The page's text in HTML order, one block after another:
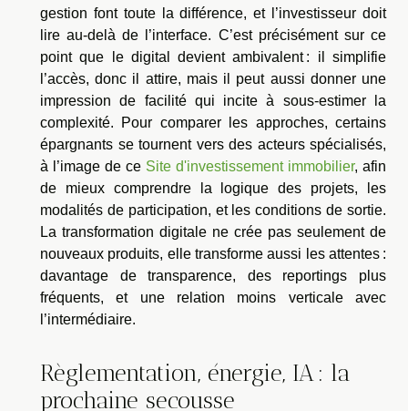
gestion font toute la différence, et l’investisseur doit
lire au-delà de l’interface. C’est précisément sur ce
point que le digital devient ambivalent : il simplifie
l’accès, donc il attire, mais il peut aussi donner une
impression de facilité qui incite à sous-estimer la
complexité. Pour comparer les approches, certains
épargnants se tournent vers des acteurs spécialisés,
à l’image de ce Site d'investissement immobilier, afin
de mieux comprendre la logique des projets, les
modalités de participation, et les conditions de sortie.
La transformation digitale ne crée pas seulement de
nouveaux produits, elle transforme aussi les attentes :
davantage de transparence, des reportings plus
fréquents, et une relation moins verticale avec
l’intermédiaire.
Règlementation, énergie, IA : la
prochaine secousse